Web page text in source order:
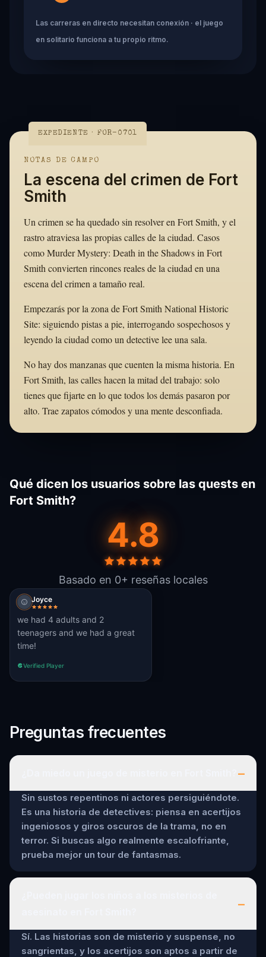
Las carreras en directo necesitan conexión · el juego
en solitario funciona a tu propio ritmo.
EXPEDIENTE · FOR-0701
NOTAS DE CAMPO
La escena del crimen de Fort
Smith
Un crimen se ha quedado sin resolver en Fort Smith, y el
rastro atraviesa las propias calles de la ciudad. Casos
como Murder Mystery: Death in the Shadows in Fort
Smith convierten rincones reales de la ciudad en una
escena del crimen a tamaño real.
Empezarás por la zona de Fort Smith National Historic
Site: siguiendo pistas a pie, interrogando sospechosos y
leyendo la ciudad como un detective lee una sala.
No hay dos manzanas que cuenten la misma historia. En
Fort Smith, las calles hacen la mitad del trabajo: solo
tienes que fijarte en lo que todos los demás pasaron por
alto. Trae zapatos cómodos y una mente desconfiada.
Qué dicen los usuarios sobre las quests en
Fort Smith?
4.8
Basado en 0+ reseñas locales
Joyce
we had 4 adults and 2
teenagers and we had a great
time!
Verified Player
Preguntas frecuentes
–
Sin sustos repentinos ni actores persiguiéndote.
Es una historia de detectives: piensa en acertijos
ingeniosos y giros oscuros de la trama, no en
terror. Si buscas algo realmente escalofriante,
prueba mejor un tour de fantasmas.
–
Sí. Las historias son de misterio y suspense, no
sangrientas, y los acertijos son aptos a partir de